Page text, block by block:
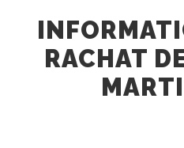
RACHAT